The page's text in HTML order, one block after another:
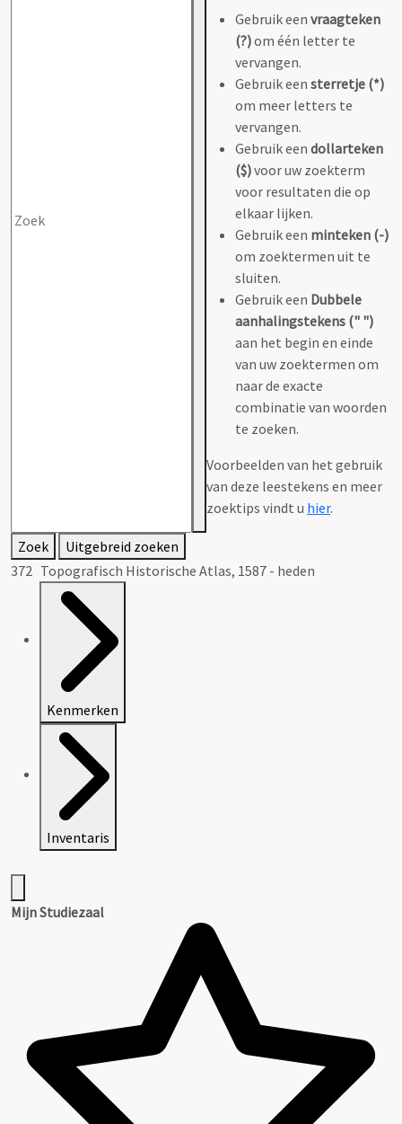
Gebruik een vraagteken
(?)om één letter te
vervangen.
Gebruik een sterretje (*)
om meer letters te
vervangen.
Gebruik een dollarteken
($)voor uw zoekterm
voor resultaten die op
elkaar lijken.
Gebruik een minteken (-)
om zoektermen uit te
sluiten.
Gebruik een Dubbele
aanhalingstekens (" ")
aan het begin en einde
van uw zoektermen om
naar de exacte
combinatie van woorden
te zoeken.
Voorbeelden van het gebruik
van deze leestekens en meer
zoektips vindt u hier.
Zoek
Uitgebreid zoeken
372 Topografisch Historische Atlas, 1587 - heden
Kenmerken
Inventaris
Mijn Studiezaal